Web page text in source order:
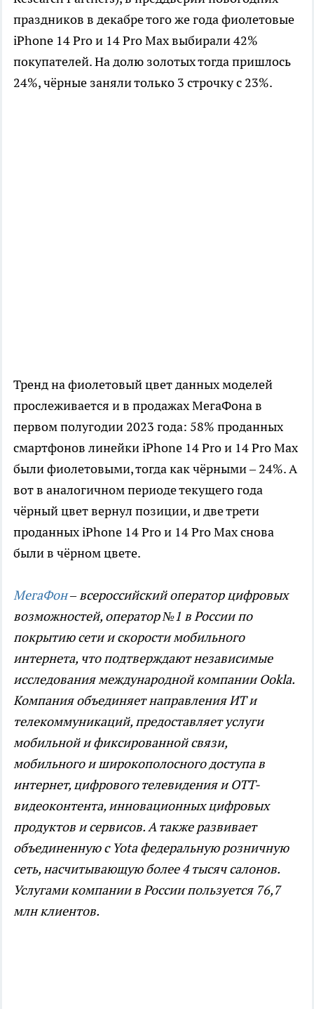
праздников в декабре того же года фиолетовые
iPhone 14 Pro и 14 Pro Max выбирали 42%
покупателей. На долю золотых тогда пришлось
24%, чёрные заняли только 3 строчку с 23%.
Тренд на фиолетовый цвет данных моделей
прослеживается и в продажах МегаФона в
первом полугодии 2023 года: 58% проданных
смартфонов линейки iPhone 14 Pro и 14 Pro Max
были фиолетовыми, тогда как чёрными – 24%. А
вот в аналогичном периоде текущего года
чёрный цвет вернул позиции, и две трети
проданных iPhone 14 Pro и 14 Pro Max снова
были в чёрном цвете.
МегаФон– всероссийский оператор цифровых
возможностей, оператор №1 в России по
покрытию сети и скорости мобильного
интернета, что подтверждают независимые
исследования международной компании Ookla.
Компания объединяет направления ИТ и
телекоммуникаций, предоставляет услуги
мобильной и фиксированной связи,
мобильного и широкополосного доступа в
интернет, цифрового телевидения и OTT-
видеоконтента, инновационных цифровых
продуктов и сервисов. А также развивает
объединенную с Yota федеральную розничную
сеть, насчитывающую более 4 тысяч салонов.
Услугами компании в России пользуется 76,7
млн клиентов.